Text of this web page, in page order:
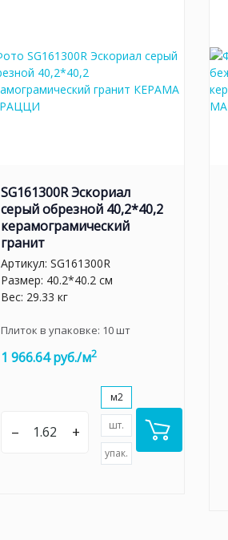
SG161300R Эскориал
серый обрезной 40,2*40,2
керамограмический
гранит
Артикул: SG161300R
Размер: 40.2*40.2 см
Вес: 29.33 кг
Плиток в упаковке: 10шт
1 966.64 руб./м2
– +
м2
шт.
упак.